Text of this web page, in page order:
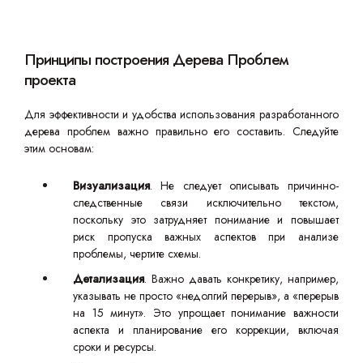
Принципы построения Дерева Проблем
проекта
Для эффективности и удобства использования разработанного
дерева проблем важно правильно его составить. Следуйте
этим основам:
Визуализация. Не следует описывать причинно-
следственные связи исключительно текстом,
поскольку это затрудняет понимание и повышает
риск пропуска важных аспектов при анализе
проблемы, чертите схемы.
Детализация. Важно давать конкретику, например,
указывать не просто «недолгий перерыв», а «перерыв
на 15 минут». Это упрощает понимание важности
аспекта и планирование его коррекции, включая
сроки и ресурсы.